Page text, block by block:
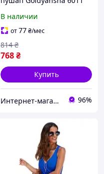
украинский размер
В наличии
от77₴/мес
768₴
814 ₴
Купить
Интернет-магазин «Модный шоппинг» 96%